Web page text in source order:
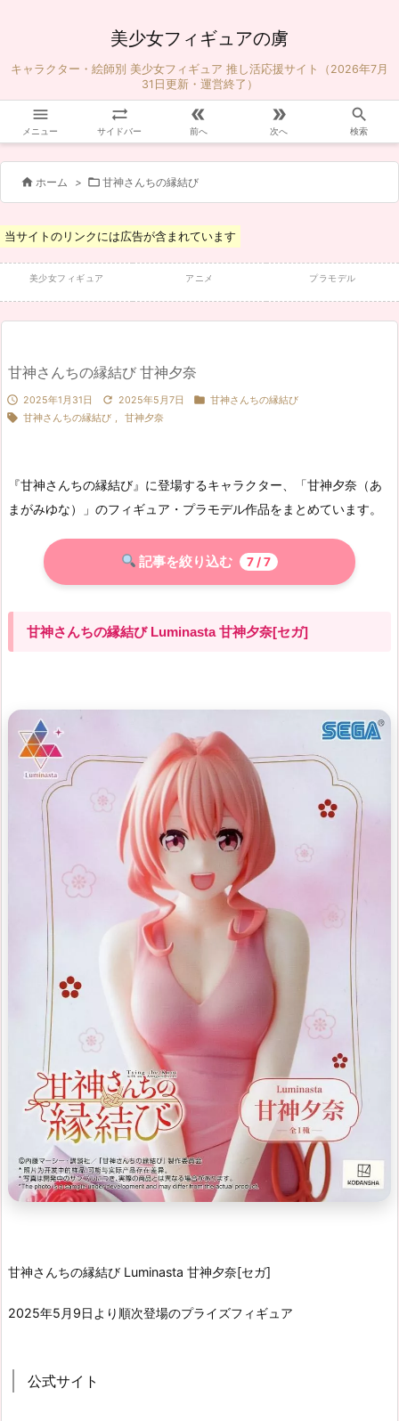
美少女フィギュアの虜
キャラクター・絵師別 美少女フィギュア 推し活応援サイト（2026年7月
31日更新・運営終了）

メニュー

サイドバー

前へ

次へ

検索
 ホーム >  甘神さんちの縁結び
当サイトのリンクには広告が含まれています
美少女フィギュア アニメ プラモデル
甘神さんちの縁結び 甘神夕奈
 2025年1月31日  2025年5月7日  甘神さんちの縁結び
 甘神さんちの縁結び , 甘神夕奈
『甘神さんちの縁結び』に登場するキャラクター、「甘神夕奈（あ
まがみゆな）」のフィギュア・プラモデル作品をまとめています。
記事を絞り込む 7 / 7
甘神さんちの縁結び Luminasta 甘神夕奈[セガ]
甘神さんちの縁結び Luminasta 甘神夕奈[セガ]
2025年5月9日より順次登場のプライズフィギュア
公式サイト